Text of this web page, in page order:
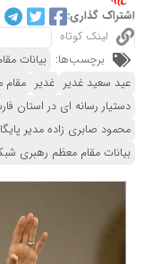
اشتراک گذاری:
لینک کوتاه
برچسب‌ها: بیانات
عید سعید غدیر غدیر
دستیار رسانه ای در استان
محمود صابری زاده مدیر
بیانات مقام معظم رهبری